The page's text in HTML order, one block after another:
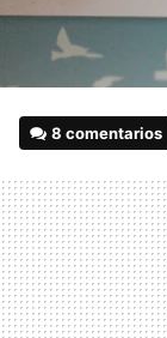
8 comentarios